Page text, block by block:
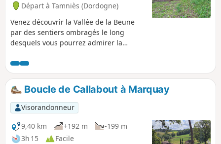
Départ à Tamniès (Dordogne)
Venez découvrir la Vallée de la Beune
par des sentiers ombragés le long
desquels vous pourrez admirer la
d'une autre époque : cabanes de berger,
fontaines et lavoirs. Vous apercevrez, en
complément, plusieurs moulins qui,
malheureusement, sont inaccessibles
car propriétés privées.
Boucle de Callabout à Marquay
Visorandonneur
9,40 km
+192 m
-199 m
3h 15
Facile